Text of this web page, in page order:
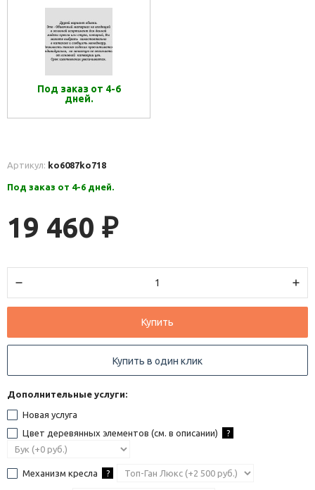
Под заказ от 4-6
дней.
Артикул: ko6087ko718
Под заказ от 4-6 дней.
19 460 ₽
Купить
Купить в один клик
Дополнительные услуги:
Новая услуга
Цвет деревянных элементов (см. в описании)
?
Механизм кресла ?